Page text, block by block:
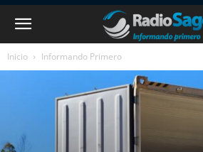
Inicio Informando Primero